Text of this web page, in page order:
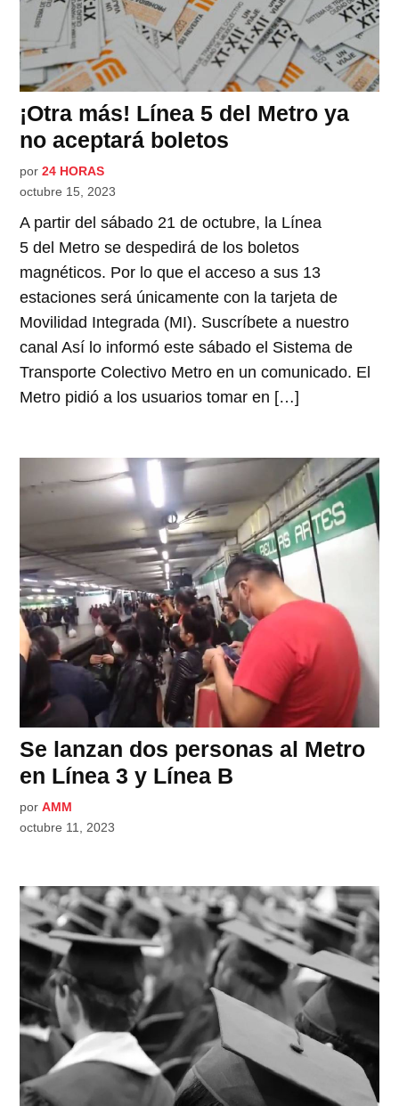
¡Otra más! Línea 5 del Metro ya
no aceptará boletos
por 24 HORAS
octubre 15, 2023
A partir del sábado 21 de octubre, la Línea
5 del Metro se despedirá de los boletos
magnéticos. Por lo que el acceso a sus 13
estaciones será únicamente con la tarjeta de
Movilidad Integrada (MI). Suscríbete a nuestro
canal Así lo informó este sábado el Sistema de
Transporte Colectivo Metro en un comunicado. El
Metro pidió a los usuarios tomar en […]
Se lanzan dos personas al Metro
en Línea 3 y Línea B
por AMM
octubre 11, 2023